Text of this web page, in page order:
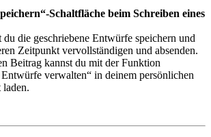
Schaltfläche beim Schreiben eines
die geschriebene Entwürfe speichern und
Zeitpunkt vervollständigen und absenden.
Beitrag kannst du mit der Funktion
Entwürfe verwalten“ in deinem persönlichen
laden.